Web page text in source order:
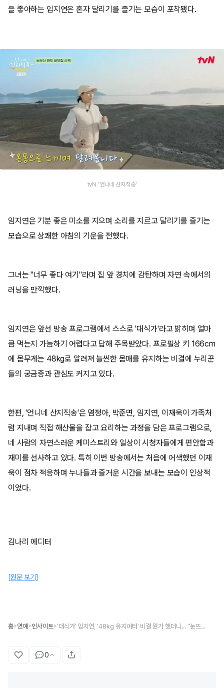
을 좋아하는 임지연은 혼자 달리기를 즐기는 모습이 포착됐다.
tvN '언니네 산지직송'
임지연은 기분 좋은 미소를 지으며 소리를 지르고 달리기를 즐기는
모습으로 상쾌한 아침의 기운을 전했다.
그녀는 "너무 좋다 여기"라며 집 앞 경치에 감탄하며 자연 속에서의
러닝을 만끽했다.
임지연은 앞선 방송 프로그램에서 스스로 '대식가'라고 밝히며 얼마
큼 먹는지 가늠하기 어렵다고 답해 주목받았다. 프로필상 키 166cm
에 몸무게는 48kg로 알려져 늘씬한 몸매를 유지하는 비결에 누리꾼
들의 궁금증과 관심도 커지고 있다.
한편, '언니네 산지직송'은 염정아, 박준면, 임지연, 이재욱이 가족처
럼 지내며 직접 해산물을 잡고 요리하는 과정을 담은 프로그램으로,
네 사람의 자연스러운 케미스트리와 일상이 시청자들에게 편안함과
재미를 선사하고 있다. 특히 이번 방송에서는 처음에 어색했던 이재
욱이 점차 적응하며 누나들과 즐거운 시간을 보내는 모습이 인상적
이었다.
김나리 에디터
[원문 보기]
홈>연예>인사이트> ‘대식가’ 임지연, ‘48kg 유지어터’ 비결 뭔가 했더니... “눈뜨자마자 공복 달리기”
0